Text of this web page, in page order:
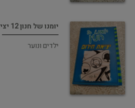
יומנו של חנון 12 יציאת חירום
ילדים ונוער